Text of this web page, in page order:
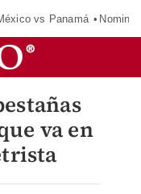
vs Panamá
va en